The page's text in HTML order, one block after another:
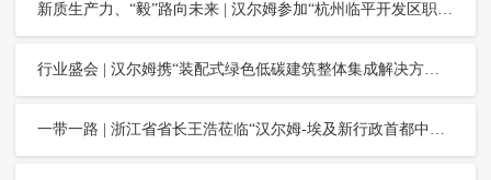
新质生产力、“毅”路向未来 | 汉尔姆参加“杭州临平开发区职工毅行”主题活动
行业盛会 | 汉尔姆携“装配式绿色低碳建筑整体集成解决方案、浙江制造精品和杭州市优质产品”，精彩亮相“广交会”
一带一路 | 浙江省省长王浩莅临“汉尔姆-埃及新行政首都中央商务区项目”，加快推动“浙江制造”和“浙江品牌”走向世界